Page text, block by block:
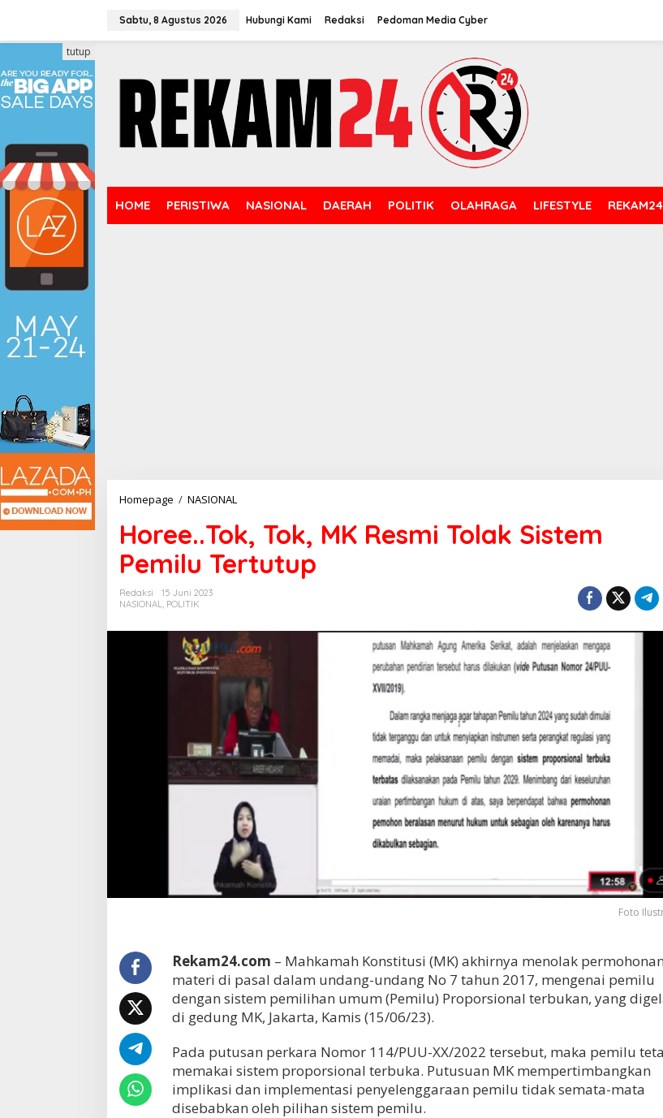
konten
Sabtu, 8 Agustus 2026 Hubungi Kami Redaksi Pedoman Media Cyber
HOME PERISTIWA NASIONAL DAERAH POLITIK OLAHRAGA LIFESTYLE
tutup
Homepage / NASIONAL
MK
Resmi
Tolak
Sistem
Horee..Tok, Tok, MK Resmi Tolak Sistem
Pemilu Tertutup
Redaksi
15 Juni 2023
NASIONAL, POLITIK
Foto
Rekam24.com – Mahkamah Konstitusi (MK) akhirnya menolak
materi di pasal dalam undang-undang No 7 tahun 2017, mengenai pemilu
dengan sistem pemilihan umum (Pemilu) Proporsional terbukan, yang
di gedung MK, Jakarta, Kamis (15/06/23).
Pada putusan perkara Nomor 114/PUU-XX/2022 tersebut, maka pemilu
memakai sistem proporsional terbuka. Putusuan MK mempertimbangkan
implikasi dan implementasi penyelenggaraan pemilu tidak semata-mata
disebabkan oleh pilihan sistem pemilu.